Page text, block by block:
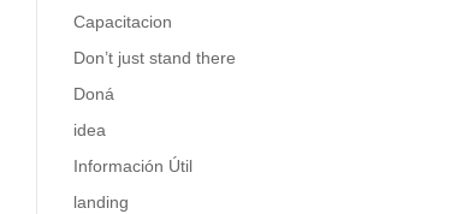
Capacitacion
Don’t just stand there
Doná
idea
Información Útil
landing